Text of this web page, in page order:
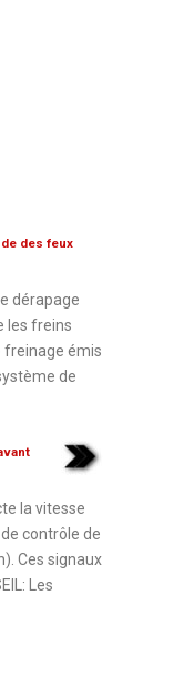
des feux
dérapage
les freins
freinage émis
de
la vitesse
contrôle de
Ces signaux
Les